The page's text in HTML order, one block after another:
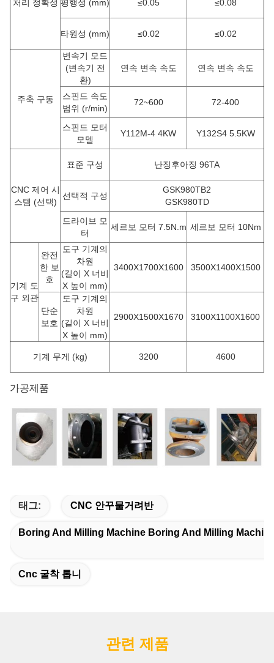
처리 정확성 평행성 (mm) ≤0.05 ≤0.08
타원성 (mm) ≤0.02 ≤0.02
주축 구동
변속기 모드
(변속기 전
환)
연속 변속 속도 연속 변속 속도
스핀드 속도
범위 (r/min)
72~600 72-400
스핀드 모터
모델
Y112M-4 4KW Y132S4 5.5KW
CNC 제어 시
스템 (선택)
표준 구성 난징후아징 96TA
선택적 구성
GSK980TB2
GSK980TD
드라이브 모
터
세르보 모터 7.5N.m 세르보 모터 10Nm
기계 도
구 외관
완전
한 보
호
도구 기계의
차원
(길이 X 너비
X 높이 mm)
3400X1700X1600 3500X1400X1500
단순
보호
도구 기계의
차원
(길이 X 너비
X 높이 mm)
2900X1500X1670 3100X1100X1600
기계 무게 (kg) 3200 4600
가공제품
태그: CNC 안꾸물거려반
Boring And Milling Machine Boring And Milling
Cnc 굴착 톱니
관련 제품